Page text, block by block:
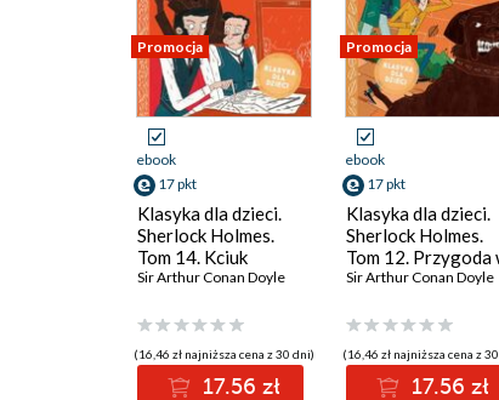
Promocja
ebook
17 pkt
Klasyka dla dzieci.
Sherlock Holmes.
Tom 14. Kciuk
inżyniera
Sir Arthur Conan Doyle
(16,46 zł najniższa cena z 30 dni)
17.56 zł
Promocja
ebook
17 pkt
Klasyka dla dzieci.
Sherlock Holmes.
Tom 12. Przygoda
Copper Beeches
Sir Arthur Conan Doyle
(16,46 zł najniższa cena z
17.56 zł